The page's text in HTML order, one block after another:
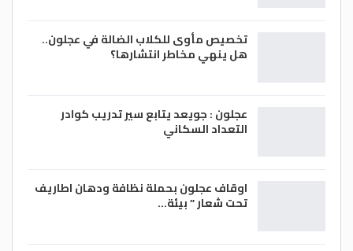
تخصيص مأوى للكلاب الضالة في عجلون..
هل ينهي مخاطر انتشارها؟
عجلون : جويعد يتابع سير تدريب كوادر
التعداد السكاني
اوقاف عجلون بحملة نظافة ودهان اطاريف
تحت شعار ” بيئة…